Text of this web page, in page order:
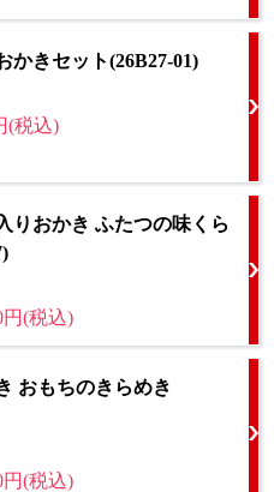
かきセット(26B27-01)
(税込)
りおかき ふたつの味くら
円(税込)
おもちのきらめき
円(税込)